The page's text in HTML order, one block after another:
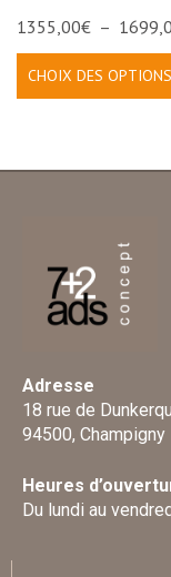
1355,00€ –
CHOIX DES OPTIONS
Adresse
18 rue de
94500, Champigny
Heures
Du lundi au